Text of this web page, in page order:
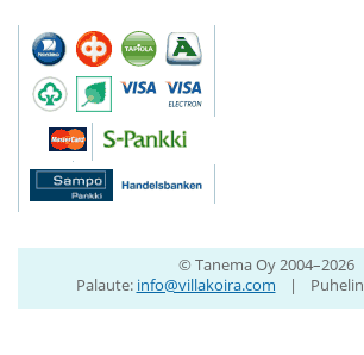
© Tanema Oy 2004–2026
Palaute: info@villakoira.com | Puhelin